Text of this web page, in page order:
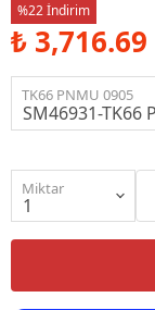
%22 İndirim
₺ 3,716.69
TK66 PNMU 0905
Miktar